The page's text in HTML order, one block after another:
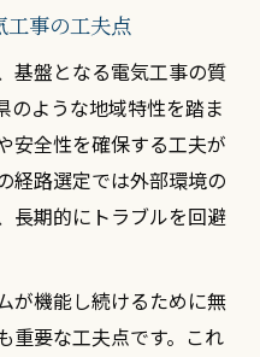
工事の工夫点
基盤となる電気工事の質
のような地域特性を踏ま
安全性を確保する工夫が
経路選定では外部環境の
長期的にトラブルを回避
が機能し続けるために無
重要な工夫点です。これ